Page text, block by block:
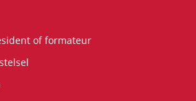
of formateur